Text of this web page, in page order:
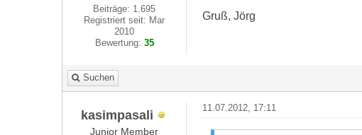
Beiträge: 1.695
Registriert seit: Mar
2010
Bewertung: 35
Gruß, Jörg
Suchen
kasimpasali
Junior Member
11.07.2012, 17:11